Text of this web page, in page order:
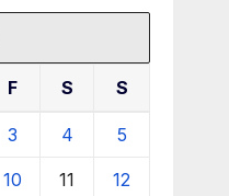
F S S
3 4 5
10 11 12